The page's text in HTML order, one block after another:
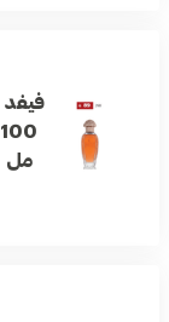
فيفد
100
مل